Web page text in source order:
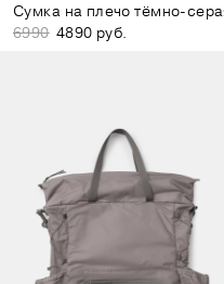
Сумка на плечо тёмно-
6990 4890 руб.